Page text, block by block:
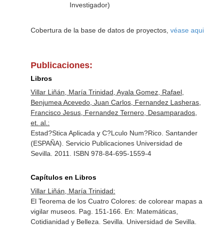
Investigador)
Cobertura de la base de datos de proyectos, véase aqui
Publicaciones:
Libros
Villar Liñán, María Trinidad, Ayala Gomez, Rafael,
Benjumea Acevedo, Juan Carlos, Fernandez Lasheras,
Francisco Jesus, Fernandez Ternero, Desamparados,
et. al.:
Estad?Stica Aplicada y C?Lculo Num?Rico. Santander
(ESPAÑA). Servicio Publicaciones Universidad de
Sevilla. 2011. ISBN 978-84-695-1559-4
Capítulos en Libros
Villar Liñán, María Trinidad:
El Teorema de los Cuatro Colores: de colorear mapas a
vigilar museos. Pag. 151-166. En: Matemáticas,
Cotidianidad y Belleza . Sevilla. Universidad de Sevilla.